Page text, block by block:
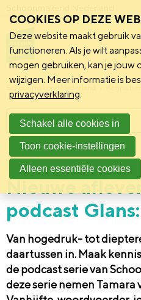
Schoonmakend Nederland
Nieuws 2 december 2024
Nieuwe
podcast
Van hogedruk- tot
daartussen in. Maak
de podcast serie van
deze serie nemen Tamara
Menu
COOKIES OP DEZE
Deze website maakt gebruik
functioneren. Als je wilt
mogen gebruiken, kan je jouw
wijzigen. Meer informatie is
privacyverklaring.
Schakel alle cookies in
Toon cookie-instellingen
Alleen essentiële cookies